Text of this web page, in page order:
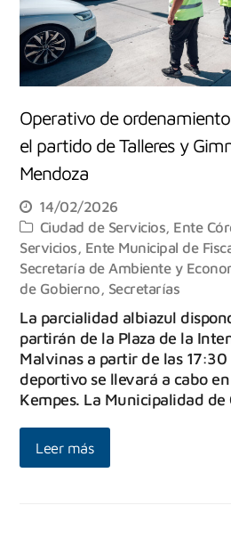
Operativo de
el partido de Talleres y
Mendoza
14/02/2026
Ciudad de Servicios, Ente
Servicios, Ente Municipal de
Secretaría de Ambiente y
de Gobierno, Secretarías
La parcialidad albiazul
partirán de la Plaza de la
Malvinas a partir de las
deportivo se llevará a cabo
Kempes. La Municipalidad
Leer más